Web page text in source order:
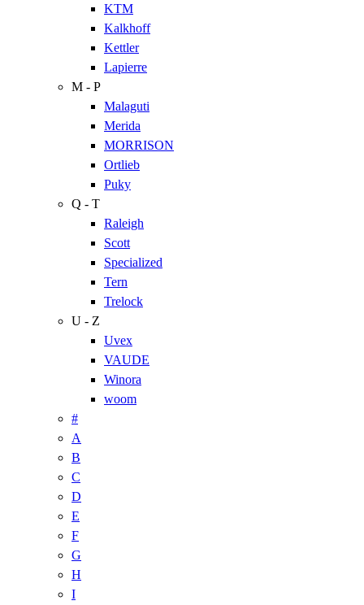
KTM
Kalkhoff
Kettler
Lapierre
M - P
Malaguti
Merida
MORRISON
Ortlieb
Puky
Q - T
Raleigh
Scott
Specialized
Tern
Trelock
U - Z
Uvex
VAUDE
Winora
woom
#
A
B
C
D
E
F
G
H
I